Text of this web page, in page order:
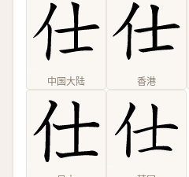
中国大陆 香港